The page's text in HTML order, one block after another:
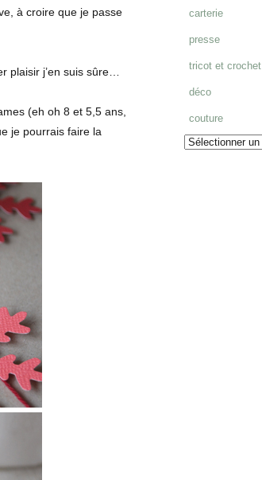
à croire que je passe
plaisir j’en suis sûre…
(eh oh 8 et 5,5 ans,
je pourrais faire la
carterie
presse
tricot et crochet
déco
couture
Archives